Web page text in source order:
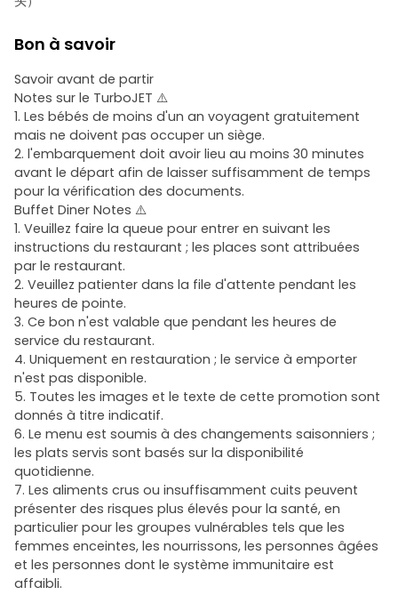
Bon à savoir
Savoir avant de partir
Notes sur le TurboJET ⚠️
1. Les bébés de moins d'un an voyagent gratuitement
mais ne doivent pas occuper un siège.
2. l'embarquement doit avoir lieu au moins 30 minutes
avant le départ afin de laisser suffisamment de temps
pour la vérification des documents.
Buffet Diner Notes ⚠️
1. Veuillez faire la queue pour entrer en suivant les
instructions du restaurant ; les places sont attribuées
par le restaurant.
2. Veuillez patienter dans la file d'attente pendant les
heures de pointe.
3. Ce bon n'est valable que pendant les heures de
service du restaurant.
4. Uniquement en restauration ; le service à emporter
n'est pas disponible.
5. Toutes les images et le texte de cette promotion sont
donnés à titre indicatif.
6. Le menu est soumis à des changements saisonniers ;
les plats servis sont basés sur la disponibilité
quotidienne.
7. Les aliments crus ou insuffisamment cuits peuvent
présenter des risques plus élevés pour la santé, en
particulier pour les groupes vulnérables tels que les
femmes enceintes, les nourrissons, les personnes âgées
et les personnes dont le système immunitaire est
affaibli.